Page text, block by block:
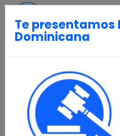
Te presentamos
Dominicana
Página